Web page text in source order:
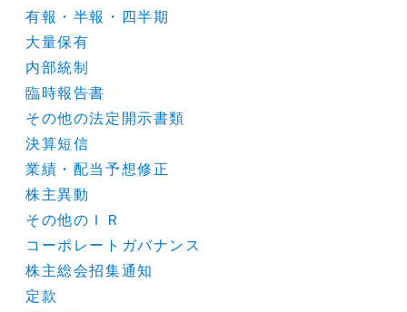
有報・半報・四半期
大量保有
内部統制
臨時報告書
その他の法定開示書類
決算短信
業績・配当予想修正
株主異動
その他のＩＲ
コーポレートガバナンス
株主総会招集通知
定款